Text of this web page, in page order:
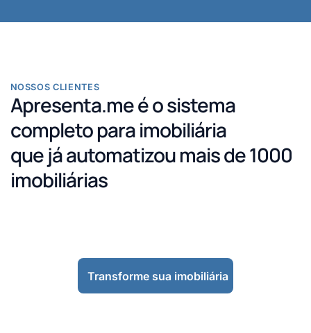
NOSSOS CLIENTES
Apresenta.me é o sistema
completo para imobiliária
que já automatizou mais de 1000
imobiliárias
Transforme sua imobiliária